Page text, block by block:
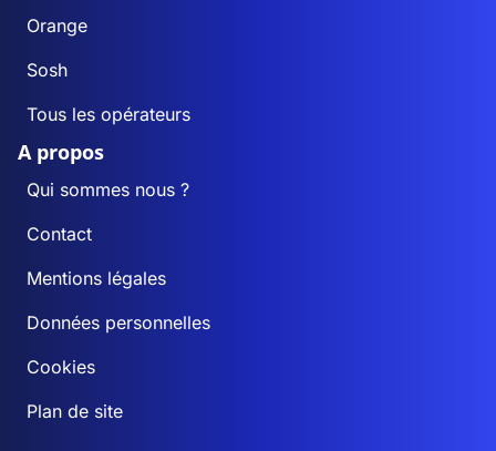
Orange
Sosh
Tous les opérateurs
A propos
Qui sommes nous ?
Contact
Mentions légales
Données personnelles
Cookies
Plan de site